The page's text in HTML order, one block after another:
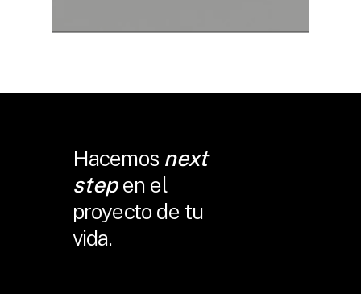
Hacemos next
stepen el
proyecto de tu
vida.